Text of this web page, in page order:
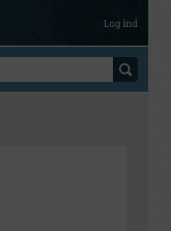
Log ind